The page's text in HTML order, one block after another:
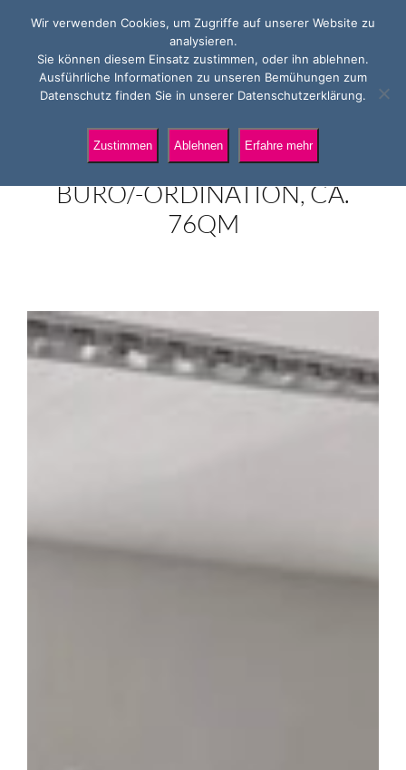
MITTEN IM
ANDRÄVIERTEL:
MODERNES 4-RAUM-
BÜRO/-ORDINATION, CA.
76QM
Wir verwenden Cookies, um Zugriffe auf unserer Website zu
analysieren.
Sie können diesem Einsatz zustimmen, oder ihn ablehnen.
Ausführliche Informationen zu unseren Bemühungen zum
Datenschutz finden Sie in unserer Datenschutzerklärung.
Zustimmen Ablehnen Erfahre mehr